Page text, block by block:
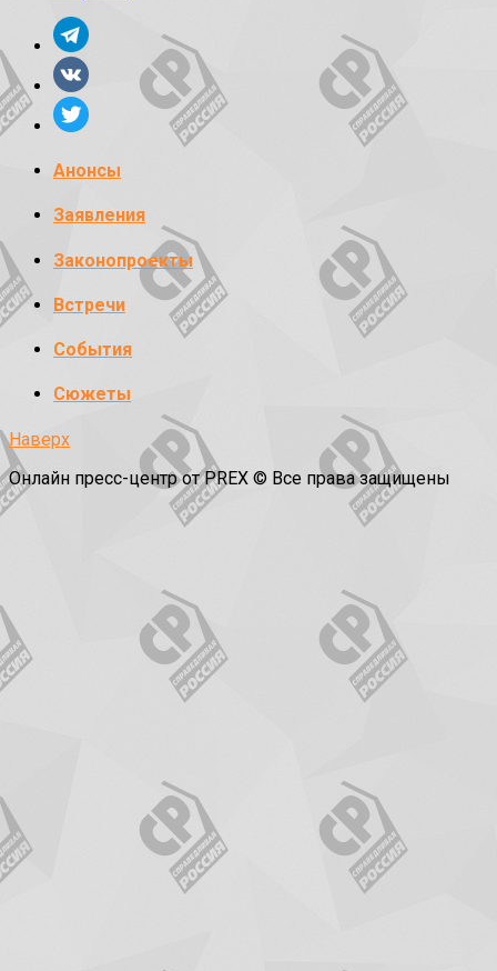
Анонсы
Заявления
Законопроекты
Встречи
События
Сюжеты
Наверх
Онлайн пресс-центр от PREX © Все права защищены